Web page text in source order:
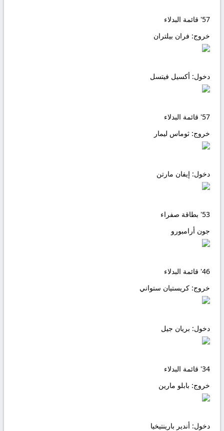
57' قائمة البدلاء
خروج: فران بيلتران
دخول: أكسيل فيتسل
57' قائمة البدلاء
خروج: ثوماس ليمار
دخول: إيفان مارتن
53' بطاقة صفراء
جون أرامبورو
46' قائمة البدلاء
خروج: كريستيان ستواني
دخول: بريان جيل
34' قائمة البدلاء
خروج: بابلو مارين
دخول: أندير بارينتيخيا